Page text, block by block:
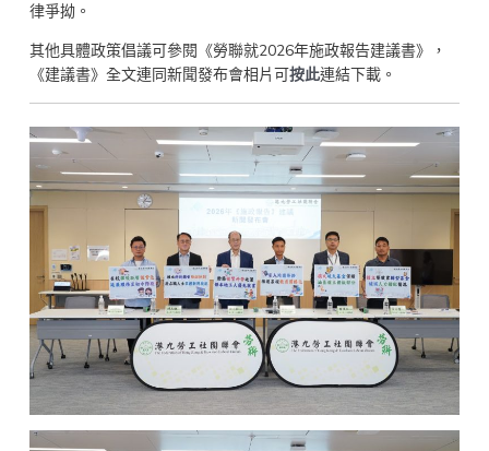
律爭拗。
其他具體政策倡議可參閱《勞聯就2026年施政報告建議書》，
《建議書》全文連同新聞發布會相片可按此連結下載。